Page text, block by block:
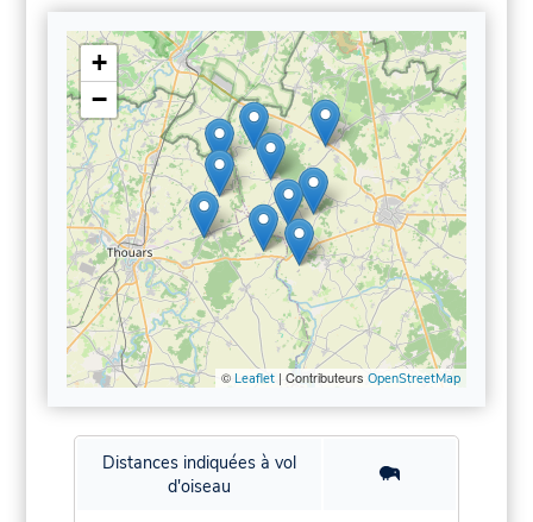
+
−
© Leaflet| Contributeurs OpenStreetMap
Distances indiquées à vol
d'oiseau